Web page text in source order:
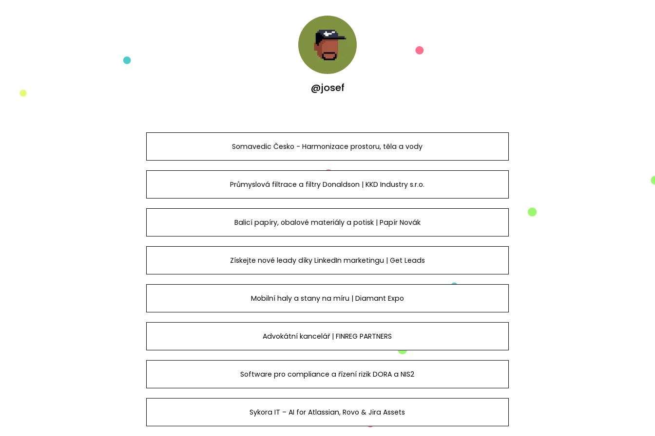
@josef
Somavedic Česko - Harmonizace prostoru, těla a vody
Průmyslová filtrace a filtry Donaldson | KKD Industry s.r.o.
Balicí papíry, obalové materiály a potisk | Papír Novák
Získejte nové leady díky LinkedIn marketingu | Get Leads
Mobilní haly a stany na míru | Diamant Expo
Advokátní kancelář | FINREG PARTNERS
Software pro compliance a řízení rizik DORA a NIS2
Sykora IT – AI for Atlassian, Rovo & Jira Assets